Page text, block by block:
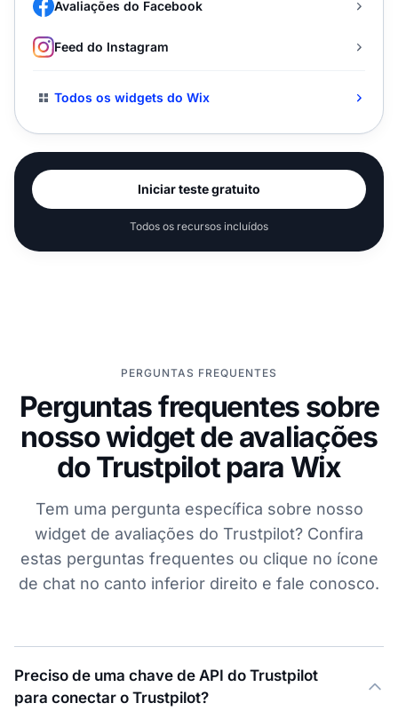
Avaliações do Facebook
Feed do Instagram
Todos os widgets do Wix
Iniciar teste gratuito
Todos os recursos incluídos
PERGUNTAS FREQUENTES
Perguntas frequentes sobre
nosso widget de avaliações
do Trustpilot para Wix
Tem uma pergunta específica sobre nosso
widget de avaliações do Trustpilot? Confira
estas perguntas frequentes ou clique no ícone
de chat no canto inferior direito e fale conosco.
Preciso de uma chave de API do Trustpilot
para conectar o Trustpilot?